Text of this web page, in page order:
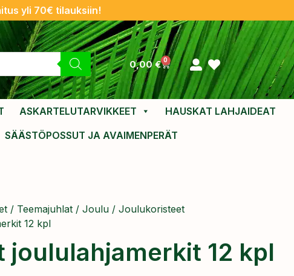
yli 70€ tilauksiin!
0,00€ 0
ASKARTELUTARVIKKEET
HAUSKAT LAHJAIDEAT
SÄÄSTÖPOSSUT JA AVAIMENPERÄT
/ Teemajuhlat / Joulu / Joulukoristeet
12 kpl
joululahjamerkit 12 kpl